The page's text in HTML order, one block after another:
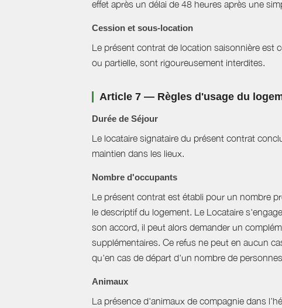
effet après un délai de 48 heures après une
Cession et sous-location
Le présent contrat de location saisonnière est
ou partielle, sont rigoureusement interdites.
Article 7 — Règles d'usage du
Durée de Séjour
Le locataire signataire du présent contrat
maintien dans les lieux.
Nombre d'occupants
Le présent contrat est établi pour un nombre
le descriptif du logement. Le Locataire
son accord, il peut alors demander un
supplémentaires. Ce refus ne peut en aucun
qu'en cas de départ d'un nombre de
Animaux
La présence d'animaux de compagnie dans